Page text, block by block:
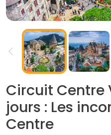
Circuit Centre
jours : Les
Centre